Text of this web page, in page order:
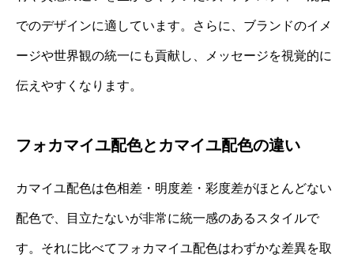
でのデザインに適しています。さらに、ブランドのイメ
ージや世界観の統一にも貢献し、メッセージを視覚的に
伝えやすくなります。
フォカマイユ配色とカマイユ配色の違い
カマイユ配色は色相差・明度差・彩度差がほとんどない
配色で、目立たないが非常に統一感のあるスタイルで
す。それに比べてフォカマイユ配色はわずかな差異を取